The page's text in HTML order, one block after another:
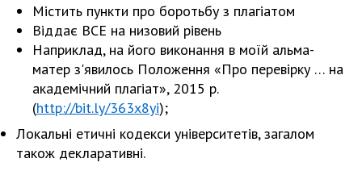
Містить пункти про боротьбу з плагіатом
Віддає ВСЕ на низовий рівень
Наприклад, на його виконання в моїй альма-
матер з'явилось Положення «Про перевірку … на
академічний плагіат», 2015 р.
(http://bit.ly/363x8yi);
Локальні етичні кодекси університетів, загалом
також декларативні.